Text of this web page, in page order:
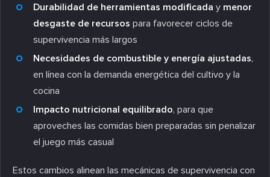
Durabilidad de herramientas modificada y menor
desgaste de recursos para favorecer ciclos de
supervivencia más largos
Necesidades de combustible y energía ajustadas,
en línea con la demanda energética del cultivo y la
cocina
Impacto nutricional equilibrado, para que
aproveches las comidas bien preparadas sin penalizar
el juego más casual
Estos cambios alinean las mecánicas de supervivencia con